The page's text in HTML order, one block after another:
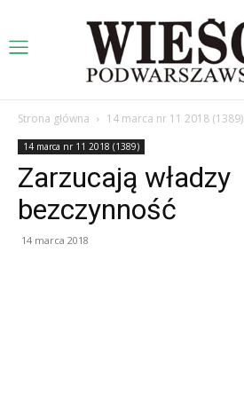
Strona główna 14 marca nr 11 2018 (1389)
14 marca nr 11 2018 (1389)
Zarzucają władzy
bezczynność
14 marca 2018